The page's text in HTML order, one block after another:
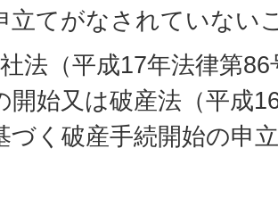
立てがなされていない
社法（平成17年法律第
開始又は破産法（平成
づく破産手続開始の申